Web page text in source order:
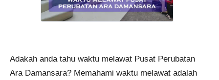
Adakah anda tahu waktu melawat Pusat Perubatan
Ara Damansara? Memahami waktu melawat adalah